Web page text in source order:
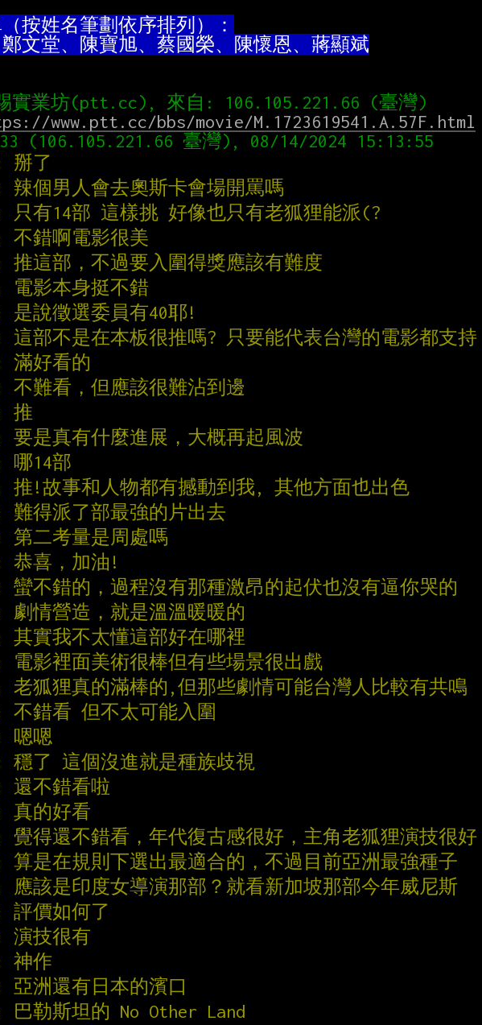
文堂、陳寶旭、蔡國榮、陳懷恩、蔣顯斌
www.ptt.cc/bbs/movie/M.1723619541.A.57F.html
掰了
辣個男人會去奧斯卡會場開罵嗎
只有14部 這樣挑 好像也只有老狐狸能派(?
不錯啊電影很美
推這部，不過要入圍得獎應該有難度
電影本身挺不錯
是說徵選委員有40耶!
這部不是在本板很推嗎? 只要能代表台灣的電影都支持
滿好看的
不難看，但應該很難沾到邊
推
要是真有什麼進展，大概再起風波
哪14部
推!故事和人物都有撼動到我, 其他方面也出色
難得派了部最強的片出去
第二考量是周處嗎
恭喜，加油!
蠻不錯的，過程沒有那種激昂的起伏也沒有逼你哭的
劇情營造，就是溫溫暖暖的
其實我不太懂這部好在哪裡
電影裡面美術很棒但有些場景很出戲
老狐狸真的滿棒的,但那些劇情可能台灣人比較有共鳴
不錯看 但不太可能入圍
嗯嗯
穩了 這個沒進就是種族歧視
還不錯看啦
真的好看
覺得還不錯看，年代復古感很好，主角老狐狸演技很好
算是在規則下選出最適合的，不過目前亞洲最強種子
應該是印度女導演那部？就看新加坡那部今年威尼斯
評價如何了
演技很有
神作
亞洲還有日本的濱口
巴勒斯坦的 No Other Land